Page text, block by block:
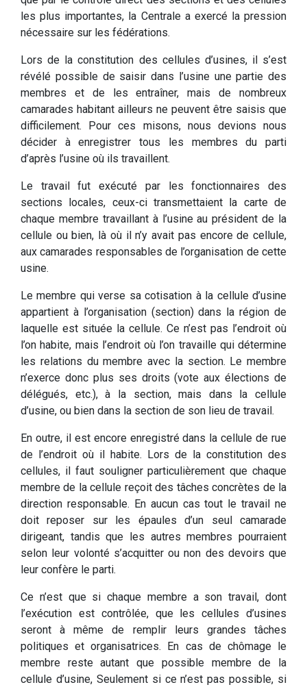
les plus importantes, la Centrale a exercé la pression
nécessaire sur les fédérations.
Lors de la constitution des cellules d’usines, il s’est
révélé possible de saisir dans l’usine une partie des
membres et de les entraîner, mais de nombreux
camarades habitant ailleurs ne peuvent être saisis que
difficilement. Pour ces misons, nous devions nous
décider à enregistrer tous les membres du parti
d’après l’usine où ils travaillent.
Le travail fut exécuté par les fonctionnaires des
sections locales, ceux-ci transmettaient la carte de
chaque membre travaillant à l’usine au président de la
cellule ou bien, là où il n’y avait pas encore de cellule,
aux camarades responsables de l’organisation de cette
usine.
Le membre qui verse sa cotisation à la cellule d’usine
appartient à l’organisation (section) dans la région de
laquelle est située la cellule. Ce n’est pas l’endroit où
l’on habite, mais l’endroit où l’on travaille qui détermine
les relations du membre avec la section. Le membre
n’exerce donc plus ses droits (vote aux élections de
délégués, etc.), à la section, mais dans la cellule
d’usine, ou bien dans la section de son lieu de travail.
En outre, il est encore enregistré dans la cellule de rue
de l’endroit où il habite. Lors de la constitution des
cellules, il faut souligner particulièrement que chaque
membre de la cellule reçoit des tâches concrètes de la
direction responsable. En aucun cas tout le travail ne
doit reposer sur les épaules d’un seul camarade
dirigeant, tandis que les autres membres pourraient
selon leur volonté s’acquitter ou non des devoirs que
leur confère le parti.
Ce n’est que si chaque membre a son travail, dont
l’exécution est contrôlée, que les cellules d’usines
seront à même de remplir leurs grandes tâches
politiques et organisatrices. En cas de chômage le
membre reste autant que possible membre de la
cellule d’usine, Seulement si ce n’est pas possible, si